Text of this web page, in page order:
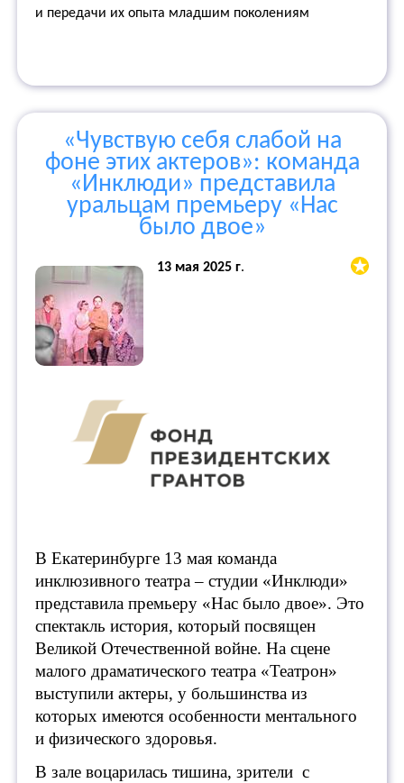
и передачи их опыта младшим поколениям
«Чувствую себя слабой на
фоне этих актеров»: команда
«Инклюди» представила
уральцам премьеру «Нас
было двое»
13 мая 2025 г.
В Екатеринбурге 13 мая команда
инклюзивного театра – студии «Инклюди»
представила премьеру «Нас было двое». Это
спектакль история, который посвящен
Великой Отечественной войне. На сцене
малого драматического театра «Театрон»
выступили актеры, у большинства из
которых имеются особенности ментального
и физического здоровья.
В зале воцарилась тишина, зрители с